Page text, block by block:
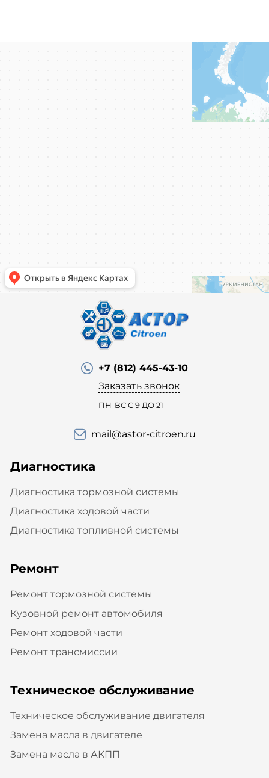
+7 (812) 445-43-10
Заказать звонок
ПН-ВС С 9 ДО 21
mail@astor-citroen.ru
Диагностика
Диагностика тормозной системы
Диагностика ходовой части
Диагностика топливной системы
Ремонт
Ремонт тормозной системы
Кузовной ремонт автомобиля
Ремонт ходовой части
Ремонт трансмиссии
Техническое обслуживание
Техническое обслуживание двигателя
Замена масла в двигателе
Замена масла в АКПП